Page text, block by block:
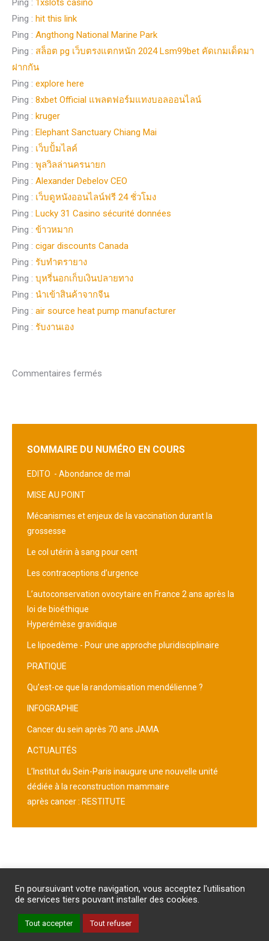
Ping : 1xslots casino
Ping : hit this link
Ping : Angthong National Marine Park
Ping : สล็อต pg เว็บตรงแตกหนัก 2024 Lsm99bet คัดเกมเด็ดมา
ฝากกัน
Ping : explore here
Ping : 8xbet Official แพลตฟอร์มแทงบอลออนไลน์
Ping : kruger
Ping : Elephant Sanctuary Chiang Mai
Ping : เว็บปั้มไลค์
Ping : พูลวิลล่านครนายก
Ping : Alexander Debelov CEO
Ping : เว็บดูหนังออนไลน์ฟรี 24 ชั่วโมง
Ping : Lucky 31 Casino sécurité données
Ping : ข้าวหมาก
Ping : cigar discounts Canada
Ping : รับทำตรายาง
Ping : บุหรี่นอกเก็บเงินปลายทาง
Ping : นำเข้าสินค้าจากจีน
Ping : air source heat pump manufacturer
Ping : รับงานเอง
Commentaires fermés
SOMMAIRE DU NUMÉRO EN COURS
EDITO - Abondance de mal
MISE AU POINT
Mécanismes et enjeux de la vaccination durant la
grossesse
Le col utérin à sang pour cent
Les contraceptions d’urgence
L’autoconservation ovocytaire en France 2 ans après la
loi de bioéthique
Hyperémèse gravidique
Le lipoedème - Pour une approche pluridisciplinaire
PRATIQUE
Qu’est-ce que la randomisation mendélienne ?
INFOGRAPHIE
Cancer du sein après 70 ans JAMA
ACTUALITÉS
L’Institut du Sein-Paris inaugure une nouvelle unité
dédiée à la reconstruction mammaire
après cancer : RESTITUTE
PROTECTION DES DONNEES PERSONNELLES
Copyright © AM
En poursuivant votre navigation, vous acceptez l'utilisation
de services tiers pouvant installer des cookies.
Tout accepter Tout refuser